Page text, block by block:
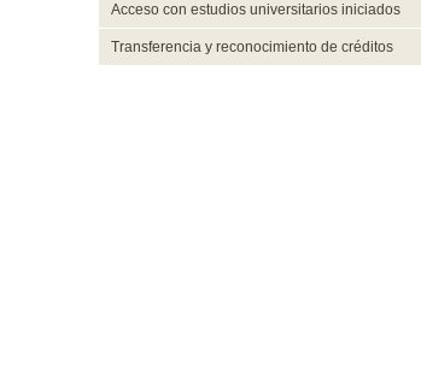
Acceso con estudios universitarios iniciados
Transferencia y reconocimiento de créditos